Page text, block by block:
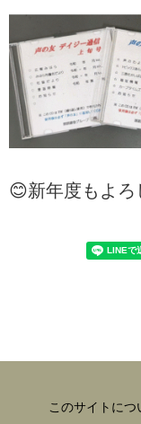
😊新年度もよ
このサイトにつ